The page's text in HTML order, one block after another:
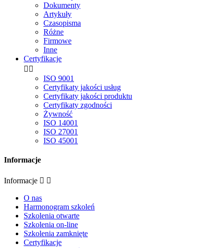
Dokumenty
Artykuły
Czasopisma
Różne
Firmowe
Inne
Certyfikacje
 
ISO 9001
Certyfikaty jakości usług
Certyfikaty jakości produktu
Certyfikaty zgodności
Żywność
ISO 14001
ISO 27001
ISO 45001
Informacje
Informacje  
O nas
Harmonogram szkoleń
Szkolenia otwarte
Szkolenia on-line
Szkolenia zamknięte
Certyfikacje